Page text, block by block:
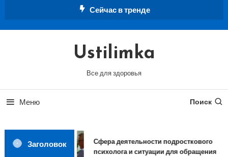
Сейчас в тренде
Ustilimka
Все для здоровья
Меню Поиск
Заголовок
Сфера деятельности подросткового
психолога и ситуации для обращения